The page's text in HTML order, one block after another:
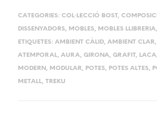
CATEGORIES: COL·LECCIÓ BOST,
DISSENYADORS, MOBLES, MOBLES LLIBRERIA,
ETIQUETES: AMBIENT CÀLID, AMBIENT CLAR,
ATEMPORAL, AURA, GIRONA, GRAFIT, LACA
MODERN , MODULAR, POTES, POTES ALTES,
METALL, TREKU